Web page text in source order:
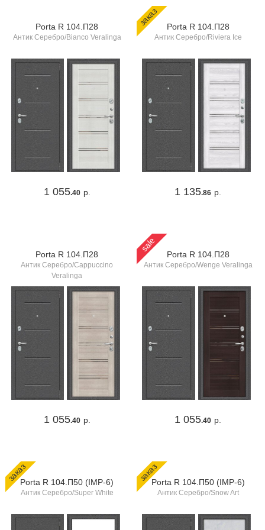
Porta R 104.П28
Антик Серебро/Bianco Veralinga
1 055.40 р.
заказ Porta R 104.П28
Антик Серебро/Riviera Ice
1 135.86 р.
Porta R 104.П28
Антик Серебро/Cappuccino
Veralinga
1 055.40 р.
sale
Porta R 104.П28
Антик Серебро/Wenge Veralinga
1 055.40 р.
заказPorta R 104.П50 (IMP-6)
Антик Серебро/Super White
заказPorta R 104.П50 (IMP-6)
Антик Серебро/Snow Art